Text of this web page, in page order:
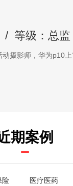
/ 等级：总监
动摄影师，华为p10
期案例
险 医疗医药